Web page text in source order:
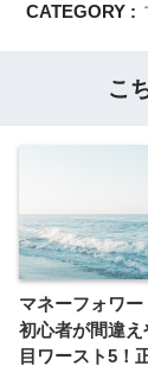
CATEGORY :
こ
マネーフォワ
初心者が間違
目ワースト5！